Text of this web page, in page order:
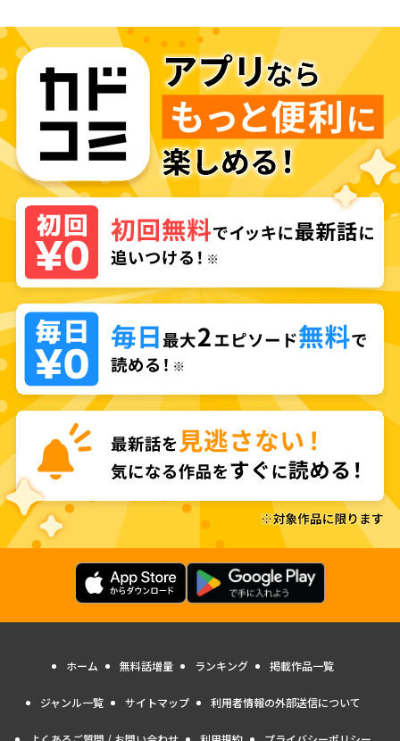
ホーム 無料話増量 ランキング 掲載作品一覧
ジャンル一覧 サイトマップ 利用者情報の外部送信について